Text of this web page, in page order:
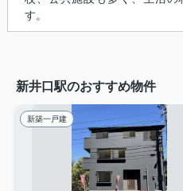
す。
新井口駅のおすすめ物件
新築一戸建